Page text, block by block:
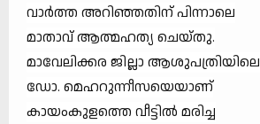
വാര്‍ത്ത അറിഞ്ഞതിന് പിന്നാലെ
മാതാവ് ആത്മഹത്യ ചെയ്തു.
മാവേലിക്കര ജില്ലാ ആശുപത്രിയിലെ
ഡോ. മെഹറുന്നീസയെയാണ്
കായംകുളത്തെ വീട്ടില്‍ മരിച്ച